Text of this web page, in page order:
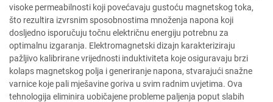
visoke permeabilnosti koji povećavaju gustoću magnetskog toka,
što rezultira izvrsnim sposobnostima množenja napona koji
dosljedno isporučuju točnu električnu energiju potrebnu za
optimalnu izgaranja. Elektromagnetski dizajn karakteriziraju
pažljivo kalibrirane vrijednosti induktiviteta koje osiguravaju brzi
kolaps magnetskog polja i generiranje napona, stvarajući snažne
varnice koje pali mješavine goriva u svim radnim uvjetima. Ova
tehnologija eliminira uobičajene probleme paljenja poput slabih